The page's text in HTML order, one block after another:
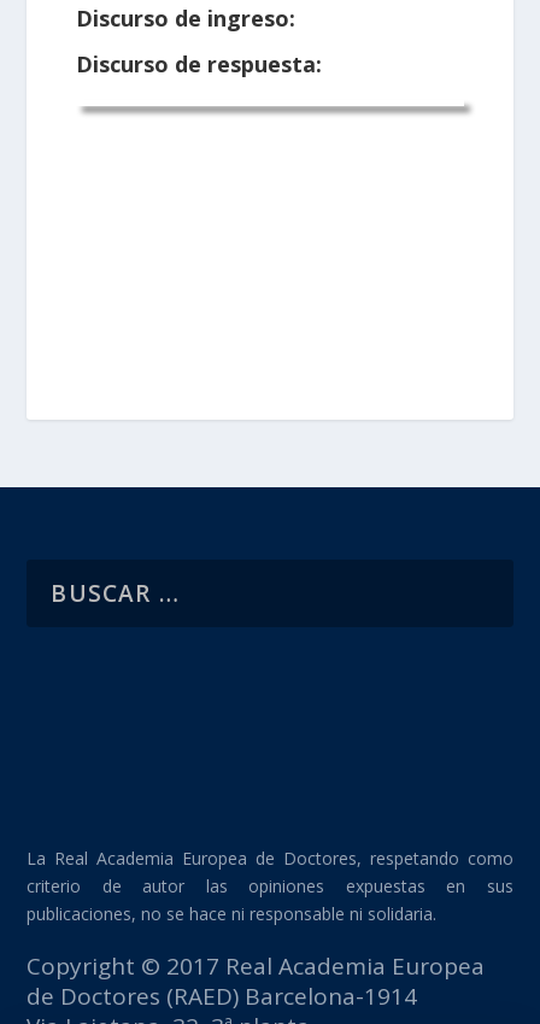
Discurso de ingreso:
Discurso de respuesta:
La Real Academia Europea de Doctores, respetando como
criterio de autor las opiniones expuestas en sus
publicaciones, no se hace ni responsable ni solidaria.
Copyright © 2017 Real Academia Europea
de Doctores (RAED) Barcelona-1914